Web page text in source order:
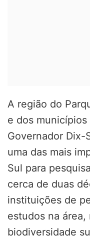
A região do
e dos
Governador Dix-
uma das mais
Sul para
cerca de duas
instituições de
estudos na
biodiversidade